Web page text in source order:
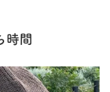
時間